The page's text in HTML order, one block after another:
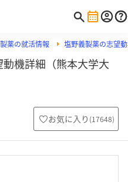
薬の就活情報 塩野義製薬の志望
機詳細（熊本大学大
お気に入り (17648)